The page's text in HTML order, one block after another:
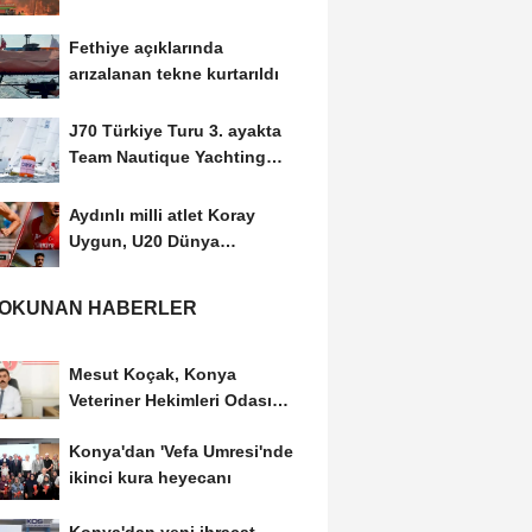
Fethiye açıklarında
arızalanan tekne kurtarıldı
J70 Türkiye Turu 3. ayakta
Team Nautique Yachting
Aydınlı milli atlet Koray
Uygun, U20 Dünya
HABERLER
Mesut Koçak, Konya
Veteriner Hekimleri Odası
Konya'dan 'Vefa Umresi'nde
ikinci kura heyecanı